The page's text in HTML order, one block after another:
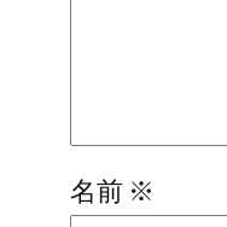
名前 ※